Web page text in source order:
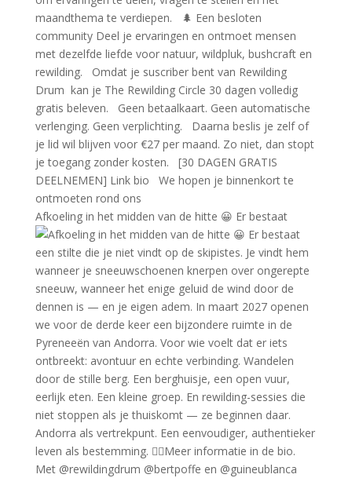
Afkoeling in het midden van de hitte 😀 Er bestaat